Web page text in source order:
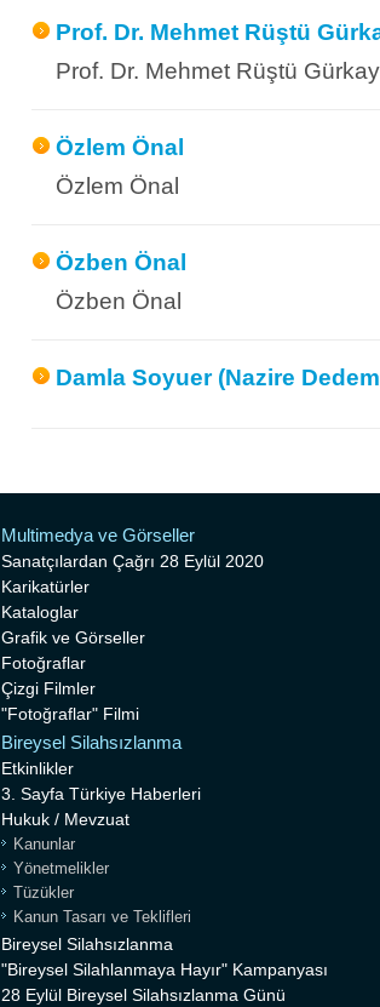
Prof. Dr. Mehmet Rüştü
Prof. Dr. Mehmet Rüştü
Özlem Önal
Özlem Önal
Özben Önal
Özben Önal
Damla Soyuer (Nazire
Multimedya ve Görseller
Sanatçılardan Çağrı 28 Eylül 2020
Karikatürler
Kataloglar
Grafik ve Görseller
Fotoğraflar
Çizgi Filmler
"Fotoğraflar" Filmi
Bireysel Silahsızlanma
Etkinlikler
3. Sayfa Türkiye Haberleri
Hukuk / Mevzuat
Kanunlar
Yönetmelikler
Tüzükler
Kanun Tasarı ve Teklifleri
Bireysel Silahsızlanma
"Bireysel Silahlanmaya Hayır" Kampanyası
28 Eylül Bireysel Silahsızlanma Günü